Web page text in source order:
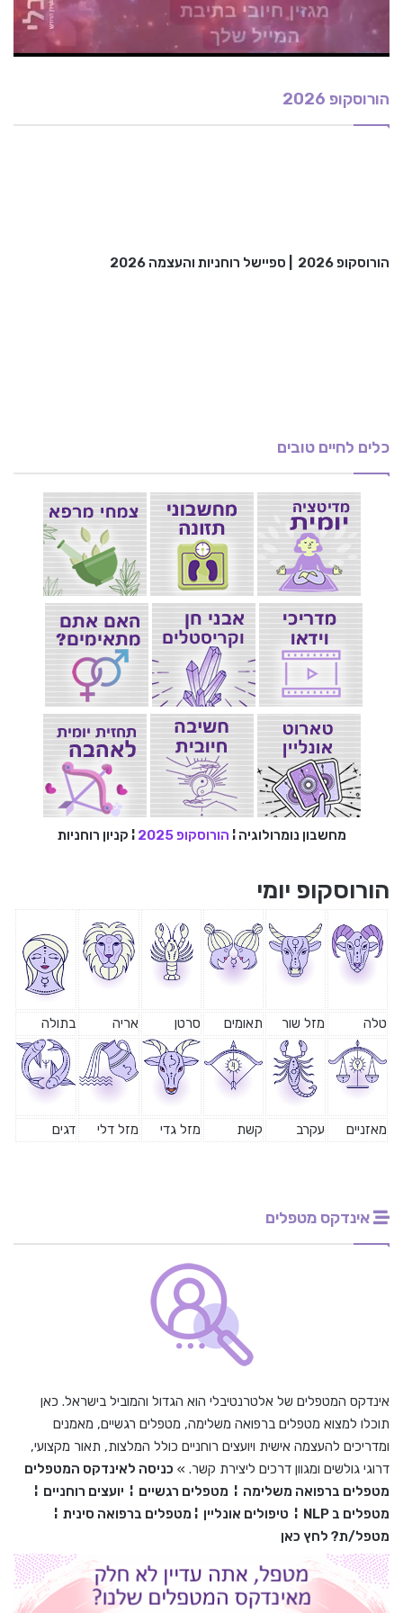
הורוסקופ 2026
הורוסקופ 2026 ספיישל רוחניות והעצמה 2026
כלים לחיים טובים
מחשבון נומרולוגיה ¦ הורוסקופ 2025 ¦ קניון רוחניות
הורוסקופ יומי
טלה מזל שור תאומים סרטן אריה בתולה
מאזניים עקרב קשת מזל גדי מזל דלי דגים
אינדקס מטפלים
אינדקס המטפלים של אלטרנטיבלי הוא הגדול והמוביל בישראל. כאן
תוכלו למצוא מטפלים ברפואה משלימה, מטפלים רגשיים, מאמנים
ומדריכים להעצמה אישית ויועצים רוחניים כולל המלצות, תאור מקצועי,
דרוגי גולשים ומגוון דרכים ליצירת קשר. » כניסה לאינדקס המטפלים
מטפלים ברפואה משלימה ¦ מטפלים רגשיים ¦ יועצים רוחניים ¦
מטפלים ב NLP
¦ טיפולים אונליין ¦ מטפלים ברפואה סינית ¦
מטפל/ת? לחץ כאן